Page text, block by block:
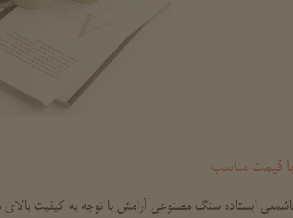
قیمت مناسب
ایستاده سنگ مصنوعی آرامش با توجه به کیفیت بالای